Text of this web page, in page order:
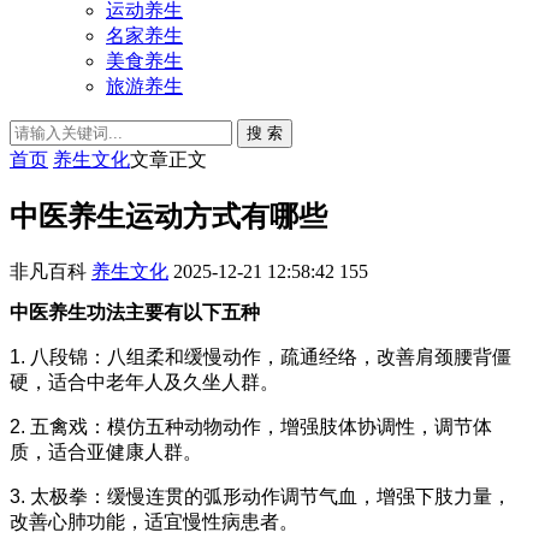
运动养生
名家养生
美食养生
旅游养生
搜 索
首页 养生文化文章正文
中医养生运动方式有哪些
非凡百科 养生文化 2025-12-21 12:58:42 155
中医养生功法主要有以下五种
1. 八段锦：八组柔和缓慢动作，疏通经络，改善肩颈腰背僵
硬，适合中老年人及久坐人群。
2. 五禽戏：模仿五种动物动作，增强肢体协调性，调节体
质，适合亚健康人群。
3. 太极拳：缓慢连贯的弧形动作调节气血，增强下肢力量，
改善心肺功能，适宜慢性病患者。